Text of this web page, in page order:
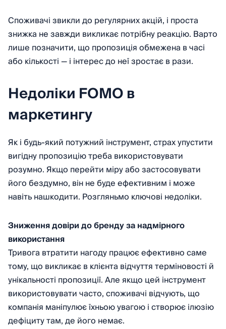
Споживачі звикли до регулярних акцій, і проста
знижка не завжди викликає потрібну реакцію. Варто
лише позначити, що пропозиція обмежена в часі
або кількості — і інтерес до неї зростає в рази.
Недоліки FOMO в
маркетингу
Як і будь-який потужний інструмент, страх упустити
вигідну пропозицію треба використовувати
розумно. Якщо перейти міру або застосовувати
його бездумно, він не буде ефективним і може
навіть нашкодити. Розгляньмо ключові недоліки.
Зниження довіри до бренду за надмірного
використання
Тривога втратити нагоду працює ефективно саме
тому, що викликає в клієнта відчуття терміновості й
унікальності пропозиції. Але якщо цей інструмент
використовувати часто, споживачі відчують, що
компанія маніпулює їхньою увагою і створює ілюзію
дефіциту там, де його немає.